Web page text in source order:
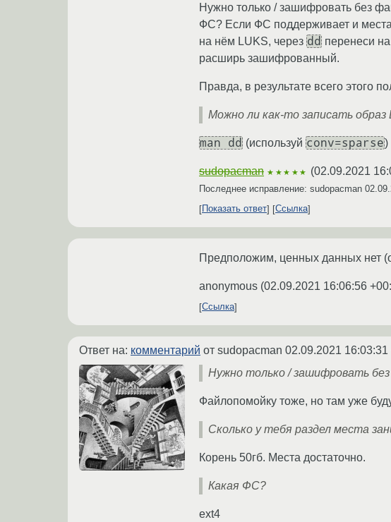
Нужно только / зашифровать без
ФС? Если ФС поддерживает и места
на нём LUKS, через dd перенеси
расширь зашифрованный.
Правда, в результате всего этого
Можно ли как-то записать
man dd (используй conv=sparse)
sudopacman ★★★★★ (02.09.2021
Последнее исправление: sudopacman
Показать ответ
Ссылка
Предположим, ценных данных нет
anonymous (02.09.2021 16:06:56
Ссылка
Ответ на: комментарий от sudopacman 02.09.2021 16:03:31
Нужно только / зашифровать
Файлопомойку тоже, но там уже
Сколько у тебя раздел места
Корень 50гб. Места достаточно.
Какая ФС?
ext4